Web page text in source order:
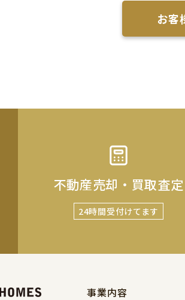
お客
不動産売却・買取査定
24時間受付けてます
事業内容